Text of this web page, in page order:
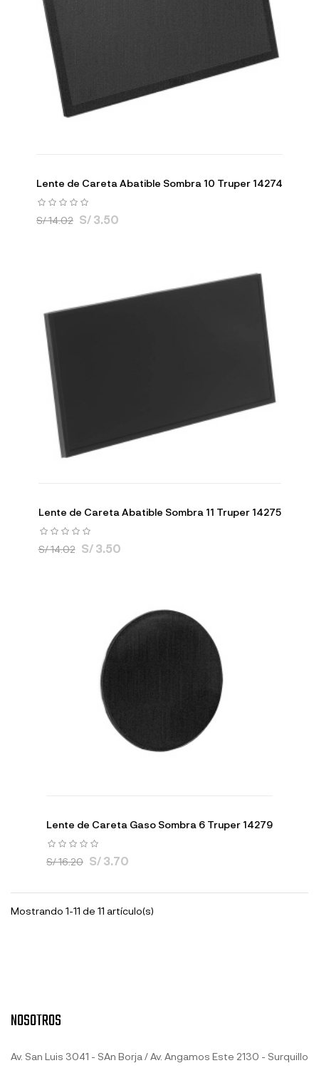
Lente de Careta Abatible Sombra 10 Truper 14274
S/ 14.02 S/ 3.50
Lente de Careta Abatible Sombra 11 Truper 14275
S/ 14.02 S/ 3.50
Lente de Careta Gaso Sombra 6 Truper 14279
S/ 16.20 S/ 3.70
Mostrando 1-11 de 11 artículo(s)
NOSOTROS
Av. San Luis 3041 - SAn Borja / Av. Angamos Este 2130 - Surquillo